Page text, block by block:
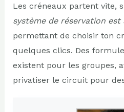
Les créneaux partent vite,
système de réservation
permettant de choisir ton
quelques clics. Des
existent pour les groupes,
privatiser le circuit pour